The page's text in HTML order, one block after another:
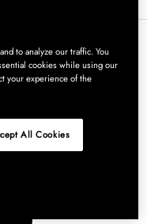
to analyze our traffic. You
cookies while using our
your experience of the
All Cookies